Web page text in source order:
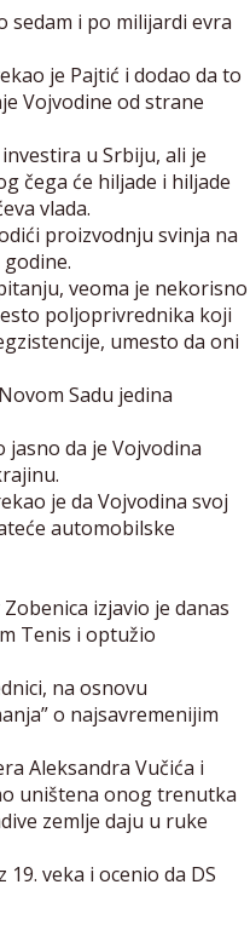
sedam i po milijardi evra
je Pajtić i dodao da to
Vojvodine od strane
u Srbiju, ali je
čega će hiljade i hiljade
vlada.
proizvodnju svinja na
veoma je nekorisno
poljoprivrednika koji
umesto da oni
Sadu jedina
da je Vojvodina
je da Vojvodina svoj
automobilske
izjavio je danas
Tenis i optužio
na osnovu
o najsavremenijim
Aleksandra Vučića i
uništena onog trenutka
zemlje daju u ruke
veka i ocenio da DS